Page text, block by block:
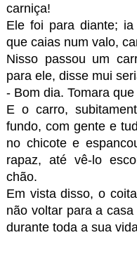
carniça!
Ele foi para diante;
que caias num valo,
Nisso passou um
para ele, disse mui
- Bom dia. Tomara
E o carro,
fundo, com gente e
no chicote e
rapaz, até vê-lo
chão.
Em vista disso, o
não voltar para a
durante toda a sua